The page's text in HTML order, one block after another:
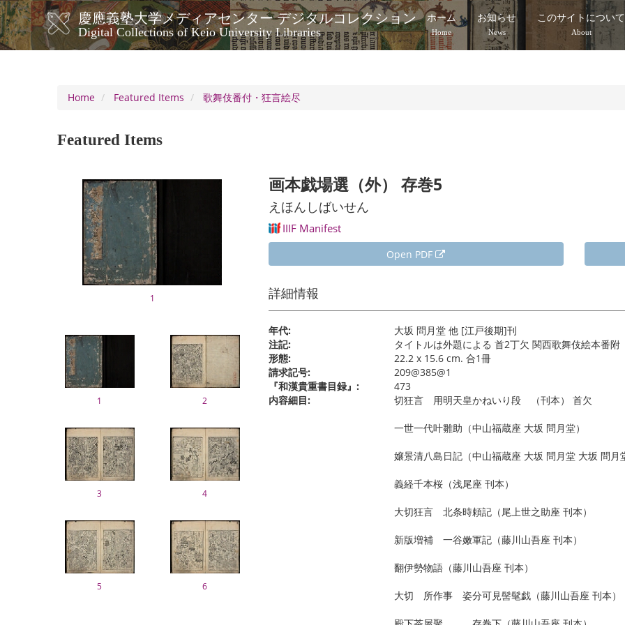
Skip
to
main
content
慶應義塾大学メディアセンター デジタルコレクション
Digital Collections of Keio University Libraries
メ
イ
ビ
シ
ホーム
Home
お知らせ
News
このサイトについて
About
Home Featured Items 歌舞伎番付・狂言絵尽
Featured Items
1
1 2
3 4
5 6
画本戯場選（外） 存巻5
えほんしばいせん
IIIF Manifest
Open PDF
詳細情報
年代:
大坂 問月堂 他 [江戸後期]刊
注記:
タイトルは外題による 首2丁欠 関西歌舞伎絵本番附
形態:
22.2 x 15.6 cm. 合1冊
請求記号:
209@385@1
『和漢貴重書目録』:
473
内容細目:
切狂言 用明天皇かねいり段 （刊本） 首欠
一世一代叶雛助（中山福蔵座 大坂 問月堂）
嬢景清八島日記（中山福蔵座 大坂 問月堂 大坂 問月
義経千本桜（浅尾座 刊本）
大切狂言 北条時頼記（尾上世之助座 刊本）
新版増補 一谷嫩軍記（藤川山吾座 刊本）
翻伊勢物語（藤川山吾座 刊本）
大切 所作事 姿分可見髻髦戯（藤川山吾座 刊本）